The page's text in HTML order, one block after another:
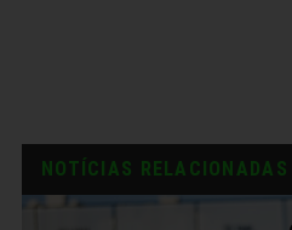
NOTÍCIAS RELACIONADAS